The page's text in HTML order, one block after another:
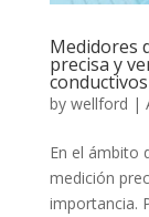
Medidores
precisa y
conductivos
by wellford |
En el ámbito
medición
importancia.